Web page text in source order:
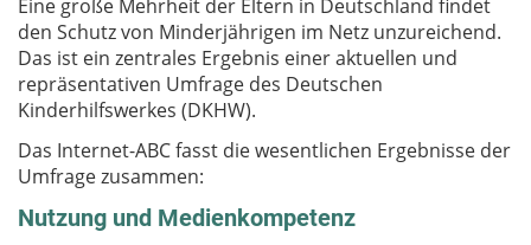
Eine große Mehrheit der Eltern in Deutschland findet
den Schutz von Minderjährigen im Netz unzureichend.
Das ist ein zentrales Ergebnis einer aktuellen und
repräsentativen Umfrage des Deutschen
Kinderhilfswerkes (DKHW).
Das Internet-ABC fasst die wesentlichen Ergebnisse der
Umfrage zusammen:
Nutzung und Medienkompetenz